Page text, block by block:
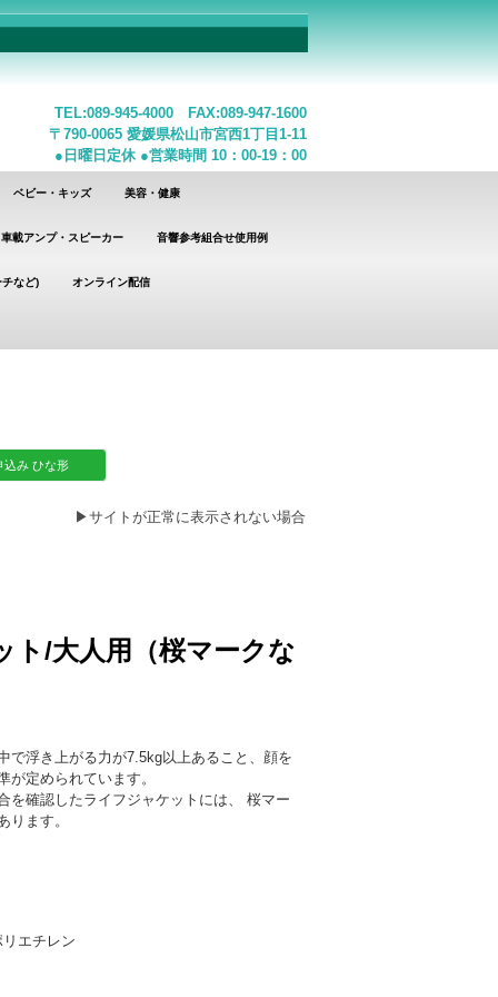
TEL:089-945-4000 FAX:089-947-1600
〒790-0065 愛媛県松山市宮西1丁目1-11
●日曜日定休 ●営業時間 10：00-19：00
ベビー・キッズ 美容・健康
車載アンプ・スピーカー 音響参考組合せ使用例
など) オンライン配信
み ひな形
▶サイトが正常に表示されない場合
ト/大人用（桜マークな
浮き上がる力が7.5kg以上あること、顔を
定められています。
確認したライフジャケットには、 桜マー
ります。
エチレン